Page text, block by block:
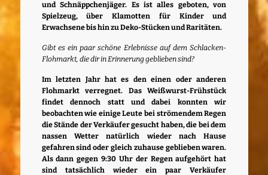
und Schnäppchenjäger. Es ist alles geboten, von
Spielzeug, über Klamotten für Kinder und
Erwachsene bis hin zu Deko-Stücken und Raritäten.
Gibt es ein paar schöne Erlebnisse auf dem Schlacken-
Flohmarkt, die dir in Erinnerung geblieben sind?
Im letzten Jahr hat es den einen oder anderen
Flohmarkt verregnet. Das Weißwurst-Frühstück
findet dennoch statt und dabei konnten wir
beobachten wie einige Leute bei strömendem Regen
die Stände der Verkäufer gesucht haben, die bei dem
nassen Wetter natürlich wieder nach Hause
gefahren sind oder gleich zuhause geblieben waren.
Als dann gegen 9:30 Uhr der Regen aufgehört hat
sind tatsächlich wieder ein paar Verkäufer